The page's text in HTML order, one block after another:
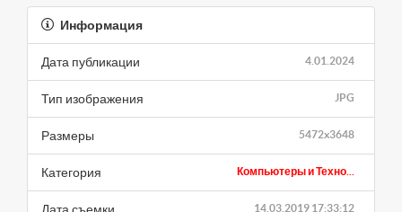
Информация
4.01.2024
Дата публикации
JPG
Тип изображения
5472x3648
Размеры
Компьютеры и Техно...
Категория
14.03.2019 17:33:12